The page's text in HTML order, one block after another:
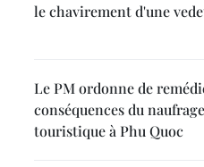
le chavirement d'une
Le PM ordonne de
conséquences du
touristique à Phu Quoc